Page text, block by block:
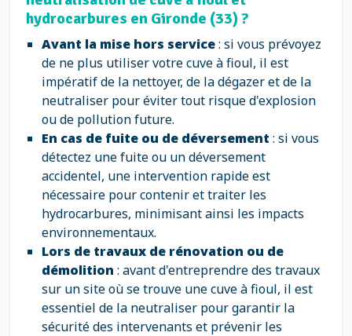
hydrocarbures en Gironde (33) ?
Avant la mise hors service: si vous prévoyez
de ne plus utiliser votre cuve à fioul, il est
impératif de la nettoyer, de la dégazer et de la
neutraliser pour éviter tout risque d'explosion
ou de pollution future.
En cas de fuite ou de déversement : si vous
détectez une fuite ou un déversement
accidentel, une intervention rapide est
nécessaire pour contenir et traiter les
hydrocarbures, minimisant ainsi les impacts
environnementaux.
Lors de travaux de rénovation ou de
démolition : avant d'entreprendre des travaux
sur un site où se trouve une cuve à fioul, il est
essentiel de la neutraliser pour garantir la
sécurité des intervenants et prévenir les